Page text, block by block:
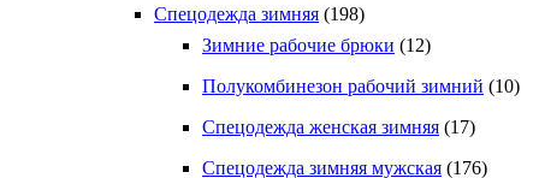
Спецодежда зимняя (198)
Зимние рабочие брюки (12)
Полукомбинезон рабочий зимний (10)
Спецодежда женская зимняя (17)
Спецодежда зимняя мужская (176)